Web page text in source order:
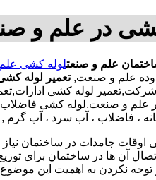
در علم و
علم و صنعتلوله کشی
علم و صنعت,تعمیر لوله
لوله کشی
و صنعت,لوله کشی فاضلاب
، فاضلاب ، آب سرد ، آب
اوقات جامدات در ساختمان
آن ها در ساختمان برای
نکردن به اهمیت این موضوع